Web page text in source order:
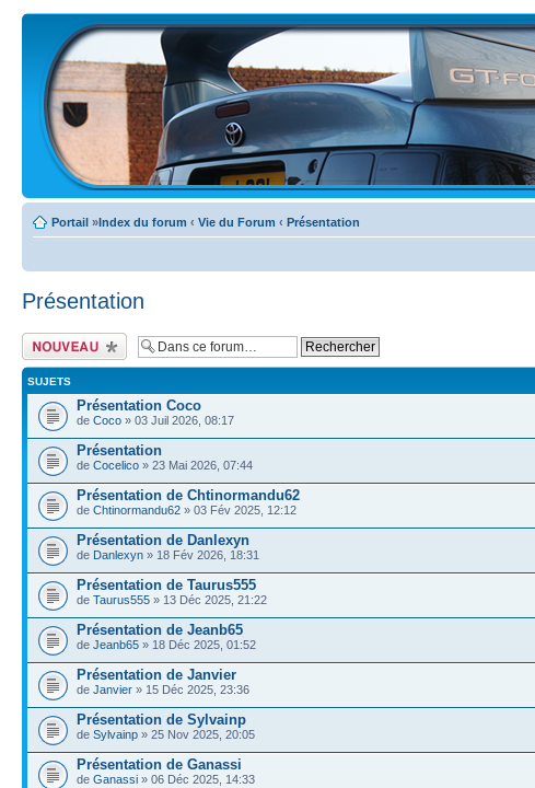
Portail »Index du forum ‹ Vie du Forum ‹ Présentation
Présentation
Ecrire un nouveau
sujet
SUJETS
Présentation Coco
de Coco » 03 Juil 2026, 08:17
Présentation
de Cocelico » 23 Mai 2026, 07:44
Présentation de Chtinormandu62
de Chtinormandu62 » 03 Fév 2025, 12:12
Présentation de Danlexyn
de Danlexyn » 18 Fév 2026, 18:31
Présentation de Taurus555
de Taurus555 » 13 Déc 2025, 21:22
Présentation de Jeanb65
de Jeanb65 » 18 Déc 2025, 01:52
Présentation de Janvier
de Janvier » 15 Déc 2025, 23:36
Présentation de Sylvainp
de Sylvainp » 25 Nov 2025, 20:05
Présentation de Ganassi
de Ganassi » 06 Déc 2025, 14:33